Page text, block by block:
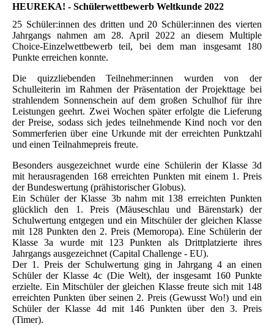
HEUREKA! - Schülerwettbewerb Weltkunde 2022
25 Schüler:innen des dritten und 20 Schüler:innen des vierten
Jahrgangs nahmen am 28. April 2022 an diesem Multiple
Choice-Einzelwettbewerb teil, bei dem man insgesamt 180
Punkte erreichen konnte.
Die quizzliebenden Teilnehmer:innen wurden von der
Schulleiterin im Rahmen der Präsentation der Projekttage bei
strahlendem Sonnenschein auf dem großen Schulhof für ihre
Leistungen geehrt. Zwei Wochen später erfolgte die Lieferung
der Preise, sodass sich jedes teilnehmende Kind noch vor den
Sommerferien über eine Urkunde mit der erreichten Punktzahl
und einen Teilnahmepreis freute.
Besonders ausgezeichnet wurde eine Schülerin der Klasse 3d
mit herausragenden 168 erreichten Punkten mit einem 1. Preis
der Bundeswertung (prähistorischer Globus).
Ein Schüler der Klasse 3b nahm mit 138 erreichten Punkten
glücklich den 1. Preis (Mäuseschlau und Bärenstark) der
Schulwertung entgegen und ein Mitschüler der gleichen Klasse
mit 128 Punkten den 2. Preis (Memoropa). Eine Schülerin der
Klasse 3a wurde mit 123 Punkten als Drittplatzierte ihres
Jahrgangs ausgezeichnet (Capital Challenge - EU).
Der 1. Preis der Schulwertung ging in Jahrgang 4 an einen
Schüler der Klasse 4c (Die Welt), der insgesamt 160 Punkte
erzielte. Ein Mitschüler der gleichen Klasse freute sich mit 148
erreichten Punkten über seinen 2. Preis (Gewusst Wo!) und ein
Schüler der Klasse 4d mit 146 Punkten über den 3. Preis
(Timer).